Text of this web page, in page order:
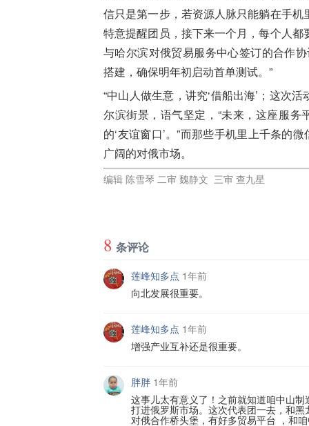
信只是第一步，若资源人脉只能躺在手
特意提醒团员，接下来一个月，每个人
与哈尔滨对俄贸易服务中心签订的合作
搭建，确保明年初启动首单测试。”
“中山人做生意，讲究‘借船出海’；这次
尔滨街景，语气坚定，“未来，这座服务
的‘友谊窗口’。”而那些手机里上千条的
广阔的对俄市场。
编辑 陈雪琴 二审 魏静文 三审 查九星
8 条评论
莲峰知多点 1年前
向北发展很重要。
莲峰知多点 1年前
增强产业互补还是很重要。
胖胖 1年前
这事儿太有意义了！之前就知道咱中山
打进俄罗斯市场。这次代表团一去，和
对俄合作桥头堡，有好多贸易平台 ，和